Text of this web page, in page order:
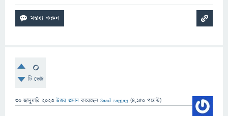
0
টি ভোট
30 জানুয়ারি 2023 উত্তর প্রদান করেছেন Saad zaman (4,150 পয়েন্ট)